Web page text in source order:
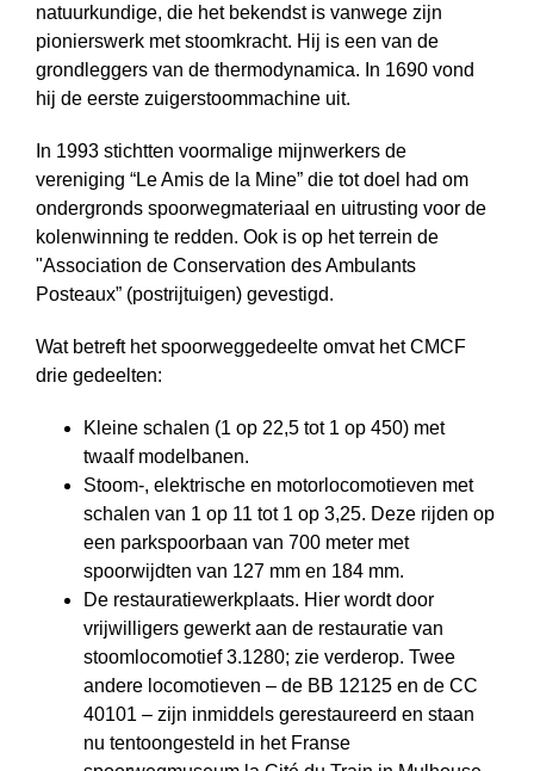
natuurkundige, die het bekendst is vanwege zijn
pionierswerk met stoomkracht. Hij is een van de
grondleggers van de thermodynamica. In 1690 vond
hij de eerste zuiger­stoom­machine uit.
In 1993 stichtten voormalige mijnwerkers de
vereniging “Le Amis de la Mine” die tot doel had om
ondergronds spoorwegmateriaal en uitrusting voor de
kolen­winning te redden. Ook is op het terrein de
ʺAssociation de Conservation des Ambulants
Posteaux” (postrijtuigen) gevestigd.
Wat betreft het spoorweggedeelte omvat het CMCF
drie gedeelten:
Kleine schalen (1 op 22,5 tot 1 op 450) met
twaalf modelbanen.
Stoom-, elektrische en motorlocomotieven met
schalen van 1 op 11 tot 1 op 3,25. Deze rijden op
een parkspoorbaan van 700 meter met
spoorwijdten van 127 mm en 184 mm.
De restauratiewerkplaats. Hier wordt door
vrijwilligers gewerkt aan de restauratie van
stoomlocomotief 3.1280; zie verderop. Twee
andere loco­motieven – de BB 12125 en de CC
40101 – zijn inmiddels gerestaureerd en staan
nu tentoongesteld in het Franse